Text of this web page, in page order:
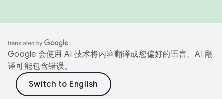
Google 会使用 AI 技术将内容翻译成您偏好的语言。AI 翻
译可能包含错误。